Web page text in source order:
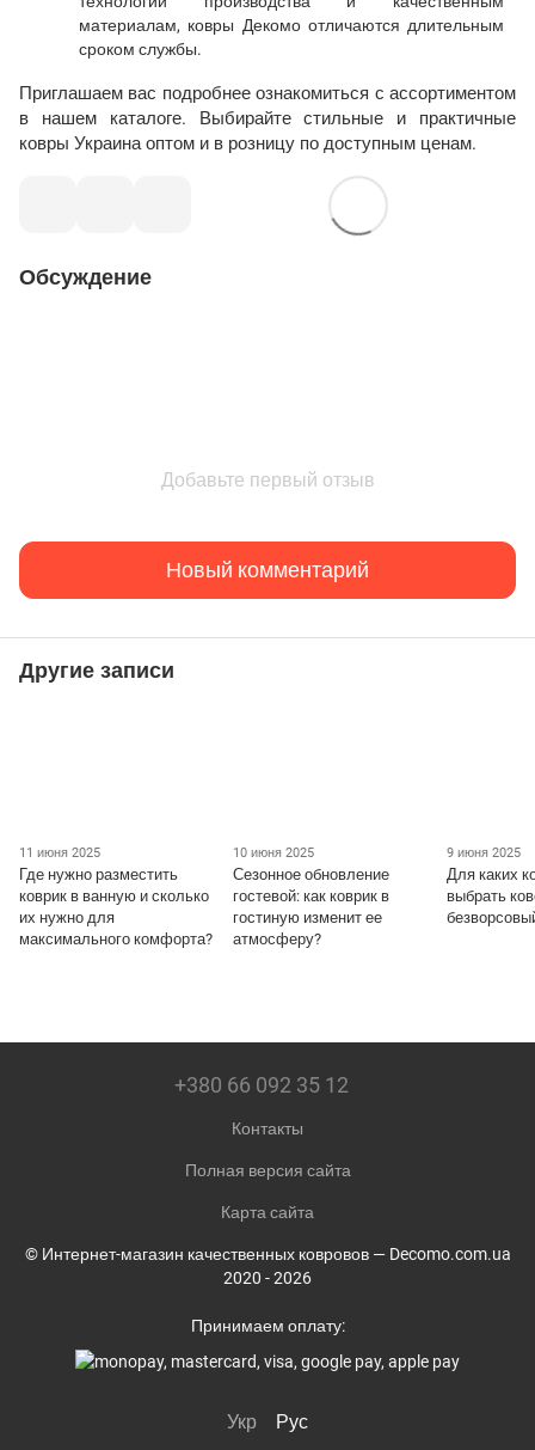
материалам, ковры Декомо отличаются длительным
сроком службы.
Приглашаем вас подробнее ознакомиться с ассортиментом
в нашем каталоге. Выбирайте стильные и практичные
ковры Украина оптом и в розницу по доступным ценам.
Обсуждение
Добавьте первый отзыв
Новый комментарий
Другие записи
11 июня 2025
Где нужно разместить
коврик в ванную и сколько
их нужно для
максимального комфорта?
10 июня 2025
Сезонное обновление
гостевой: как коврик в
гостиную изменит ее
атмосферу?
9 июня 2025
Для каких
выбрать
+380 66 092 35 12
Контакты
Полная версия сайта
Карта сайта
© Интернет-магазин качественных ковровов — Decomo.com.ua
2020 - 2026
Принимаем оплату:
Укр Рус